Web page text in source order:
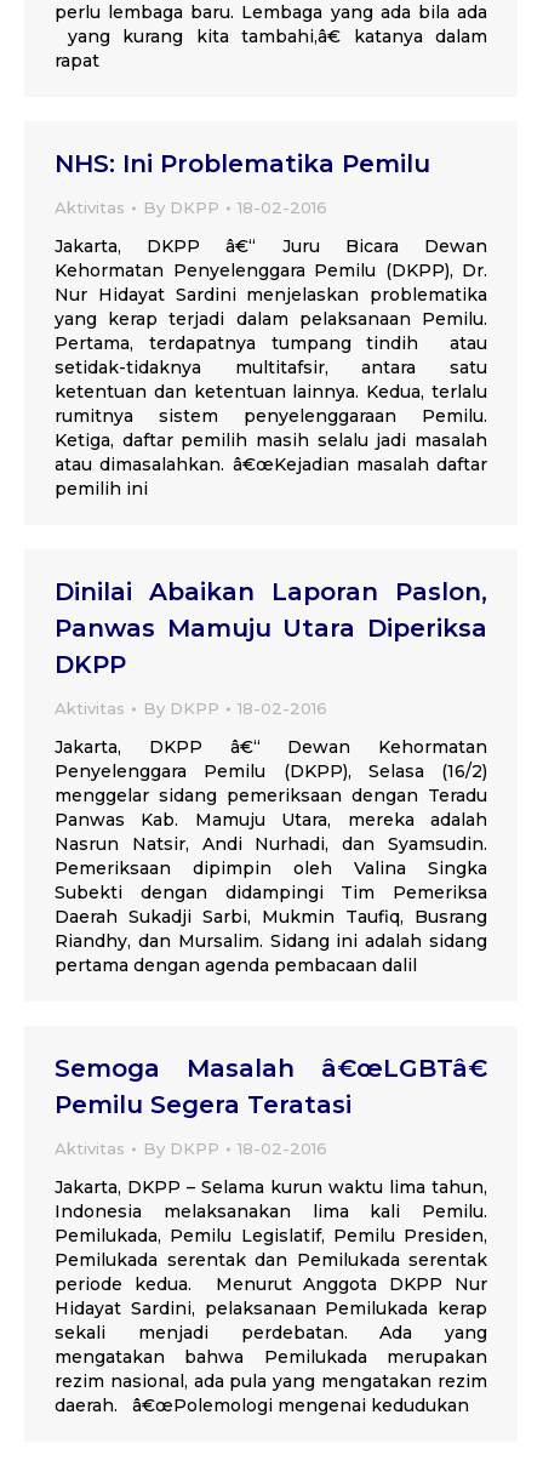
perlu lembaga baru. Lembaga yang ada bila ada
yang kurang kita tambahi,â€ katanya dalam
rapat
NHS: Ini Problematika Pemilu
Aktivitas By DKPP 18-02-2016
Jakarta, DKPP â€“ Juru Bicara Dewan
Kehormatan Penyelenggara Pemilu (DKPP), Dr.
Nur Hidayat Sardini menjelaskan problematika
yang kerap terjadi dalam pelaksanaan Pemilu.
Pertama, terdapatnya tumpang tindih atau
setidak-tidaknya multitafsir, antara satu
ketentuan dan ketentuan lainnya. Kedua, terlalu
rumitnya sistem penyelenggaraan Pemilu.
Ketiga, daftar pemilih masih selalu jadi masalah
atau dimasalahkan. â€œKejadian masalah daftar
pemilih ini
Dinilai Abaikan Laporan Paslon,
Panwas Mamuju Utara Diperiksa
DKPP
Aktivitas By DKPP 18-02-2016
Jakarta, DKPP â€“ Dewan Kehormatan
Penyelenggara Pemilu (DKPP), Selasa (16/2)
menggelar sidang pemeriksaan dengan Teradu
Panwas Kab. Mamuju Utara, mereka adalah
Nasrun Natsir, Andi Nurhadi, dan Syamsudin.
Pemeriksaan dipimpin oleh Valina Singka
Subekti dengan didampingi Tim Pemeriksa
Daerah Sukadji Sarbi, Mukmin Taufiq, Busrang
Riandhy, dan Mursalim. Sidang ini adalah sidang
pertama dengan agenda pembacaan dalil
Semoga Masalah â€œLGBTâ€
Pemilu Segera Teratasi
Aktivitas By DKPP 18-02-2016
Jakarta, DKPP – Selama kurun waktu lima tahun,
Indonesia melaksanakan lima kali Pemilu.
Pemilukada, Pemilu Legislatif, Pemilu Presiden,
Pemilukada serentak dan Pemilukada serentak
periode kedua. Menurut Anggota DKPP Nur
Hidayat Sardini, pelaksanaan Pemilukada kerap
sekali menjadi perdebatan. Ada yang
mengatakan bahwa Pemilukada merupakan
rezim nasional, ada pula yang mengatakan rezim
daerah. â€œPolemologi mengenai kedudukan